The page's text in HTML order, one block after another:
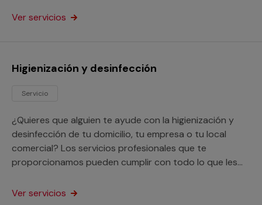
Ver servicios
Higienización y desinfección
Servicio
¿Quieres que alguien te ayude con la higienización y
desinfección de tu domicilio, tu empresa o tu local
comercial? Los servicios profesionales que te
proporcionamos pueden cumplir con todo lo que les
Ver servicios